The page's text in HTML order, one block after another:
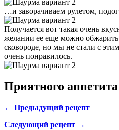
…и заворачиваем рулетом,
Получается вот такая очень
желании ее еще можно обжарить
сковороде, но мы не стали с
очень понравилось.
Приятного
← Предыдущий рецепт
Следующий рецепт →